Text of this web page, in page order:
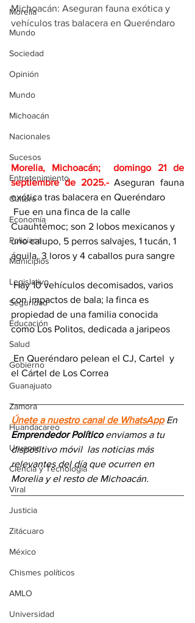
Morelia
Mundo
Sociedad
Opinión
Mundo
Michoacán
Nacionales
Sucesos
Entretenimiento
Cultura
Economía
Policíaca
Municipios
Legislativo
Seguridad
Educación
Salud
Gobierno
Guanajuato
Zamora
Huandacareo
Uruapan
Ciencia y Tecnología
Viral
Justicia
Zitácuaro
México
Chismes políticos
AMLO
Universidad
Michoacán: Aseguran fauna exótica y
vehículos tras balacera en Queréndaro
Morelia, Michoacán;  domingo 21 de
septiembre de 2025.- Aseguran fauna
exótica tras balacera en Queréndaro
Fue en una finca de la calle
Cuauhtémoc; son 2 lobos mexicanos y
uno calupo, 5 perros salvajes, 1 tucán, 1
águila, 3 loros y 4 caballos pura sangre
Hay 10 vehículos decomisados, varios
con impactos de bala; la finca es
propiedad de una familia conocida
como Los Politos, dedicada a jaripeos
En Queréndaro pelean el CJ, Cartel  y
el Cártel de Los Correa
Únete a nuestro canal de WhatsApp En
Emprendedor Político enviamos a tu
dispositivo móvil las noticias más
relevantes del día que ocurren en
Morelia y el resto de Michoacán.